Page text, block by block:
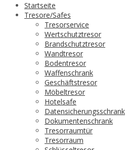
Startseite
Tresore/Safes
Tresorservice
Wertschutztresor
Brandschutztresor
Wandtresor
Bodentresor
Waffenschrank
Geschäftstresor
Möbeltresor
Hotelsafe
Datensicherungsschrank
Dokumentenschrank
Tresorraumtür
Tresorraum